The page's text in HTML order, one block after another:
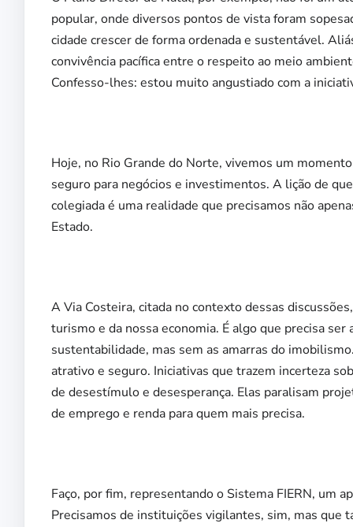
popular, onde diversos pontos de vista foram
cidade crescer de forma ordenada e sustentável.
convivência pacífica entre o respeito ao meio
Confesso-lhes: estou muito angustiado com a
Hoje, no Rio Grande do Norte, vivemos um
seguro para negócios e investimentos. A lição de
colegiada é uma realidade que precisamos não
Estado.
A Via Costeira, citada no contexto dessas
turismo e da nossa economia. É algo que precisa
sustentabilidade, mas sem as amarras do
atrativo e seguro. Iniciativas que trazem incerteza
de desestímulo e desesperança. Elas paralisam
de emprego e renda para quem mais precisa.
Faço, por fim, representando o Sistema FIERN, um
Precisamos de instituições vigilantes, sim, mas que